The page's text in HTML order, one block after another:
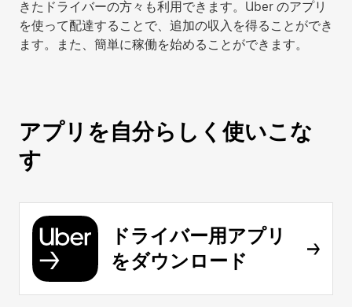
きたドライバーの方々も利用できます。Uber のアプリ
を使って配達することで、追加の収入を得ることができ
ます。また、簡単に稼働を始めることができます。
アプリを自分らしく使いこな
す
ドライバー用アプリ
をダウンロード